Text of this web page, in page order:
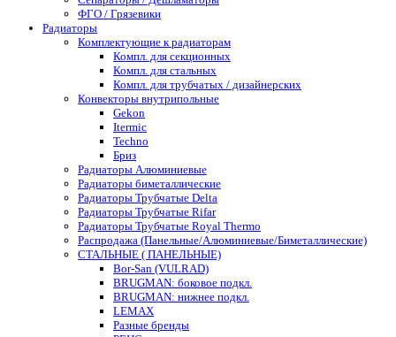
ФГО / Грязевики
Радиаторы
Комплектующие к радиаторам
Компл. для секционных
Компл. для стальных
Компл. для трубчатых / дизайнерских
Конвекторы внутрипольные
Gekon
Itermic
Techno
Бриз
Радиаторы Алюминиевые
Радиаторы биметаллические
Радиаторы Трубчатые Delta
Радиаторы Трубчатые Rifar
Радиаторы Трубчатые Royal Thermo
Распродажа (Панельные/Алюминиевые/Биметаллические)
СТАЛЬНЫЕ ( ПАНЕЛЬНЫЕ)
Bor-San (VULRAD)
BRUGMAN: боковое подкл.
BRUGMAN: нижнее подкл.
LEMAX
Разные бренды